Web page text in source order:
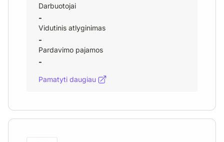
Darbuotojai
-
Vidutinis atlyginimas
-
Pardavimo pajamos
-
Pamatyti daugiau